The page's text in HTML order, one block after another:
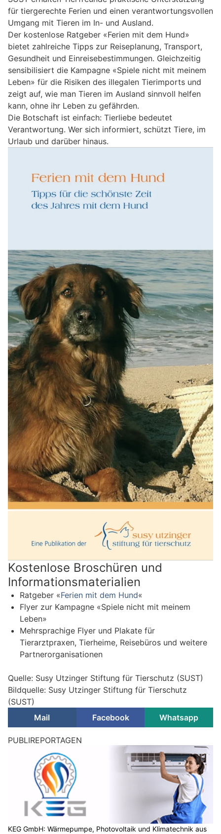
für tiergerechte Ferien und einen verantwortungsvollen
Umgang mit Tieren im In- und Ausland.
Der kostenlose Ratgeber «Ferien mit dem Hund»
bietet zahlreiche Tipps zur Reiseplanung, Transport,
Gesundheit und Einreisebestimmungen. Gleichzeitig
sensibilisiert die Kampagne «Spiele nicht mit meinem
Leben» für die Risiken des illegalen Tierimports und
zeigt auf, wie man Tieren im Ausland sinnvoll helfen
kann, ohne ihr Leben zu gefährden.
Die Botschaft ist einfach: Tierliebe bedeutet
Verantwortung. Wer sich informiert, schützt Tiere, im
Urlaub und darüber hinaus.
Kostenlose Broschüren und
Informationsmaterialien
Ratgeber «Ferien mit dem Hund«
Flyer zur Kampagne «Spiele nicht mit meinem
Leben»
Mehrsprachige Flyer und Plakate für
Tierarztpraxen, Tierheime, Reisebüros und weitere
Partnerorganisationen
Quelle: Susy Utzinger Stiftung für Tierschutz (SUST)
Bildquelle: Susy Utzinger Stiftung für Tierschutz
(SUST)
Mail
Facebook Whatsapp
PUBLIREPORTAGEN
KEG GmbH: Wärmepumpe, Photovoltaik und Klimatechnik aus